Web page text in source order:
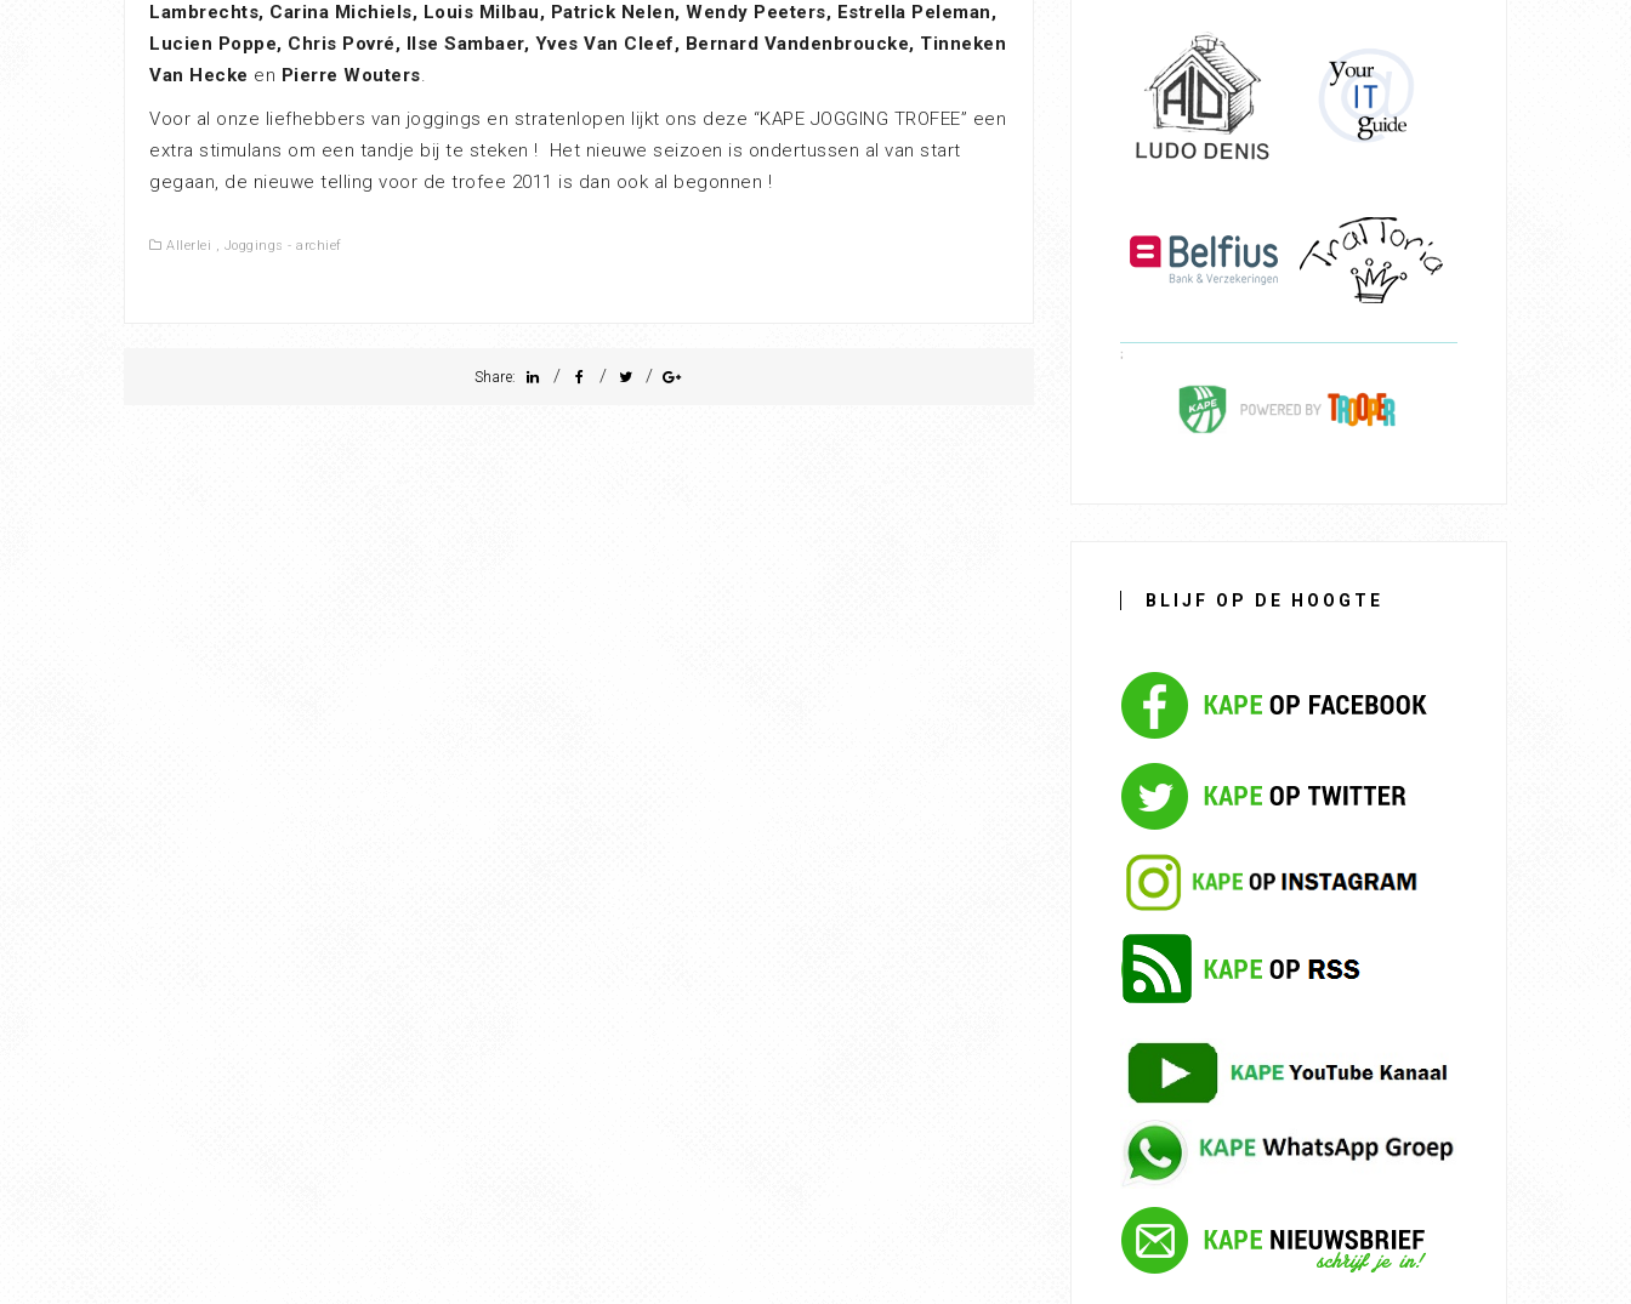
Lambrechts, Carina Michiels, Louis Milbau, Patrick Nelen, Wendy Peeters, Estrella Peleman,
Lucien Poppe, Chris Povré, Ilse Sambaer, Yves Van Cleef, Bernard Vandenbroucke, Tinneken
Van Hecke en Pierre Wouters.
Voor al onze liefhebbers van joggings en stratenlopen lijkt ons deze “KAPE JOGGING TROFEE” een
extra stimulans om een tandje bij te steken ! Het nieuwe seizoen is ondertussen al van start
gegaan, de nieuwe telling voor de trofee 2011 is dan ook al begonnen !
Allerlei , Joggings - archief
Share: / / /
BLIJF OP DE HOOGTE